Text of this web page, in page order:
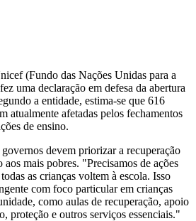
(Fundo das Nações Unidas para a
uma declaração em defesa da abertura
a entidade, estima-se que 616
atualmente afetadas pelos fechamentos
de ensino.
devem priorizar a recuperação
mais pobres. "Precisamos de ações
as crianças voltem à escola. Isso
com foco particular em crianças
como aulas de recuperação, apoio
proteção e outros serviços essenciais."